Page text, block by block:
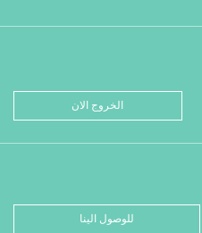
الخروج الان
للوصول الينا